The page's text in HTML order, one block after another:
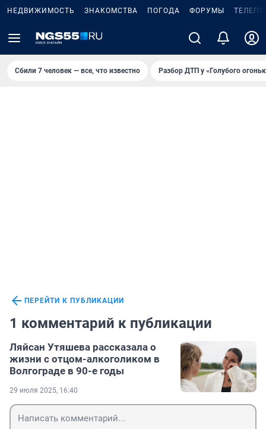
НЕДВИЖИМОСТЬ ЗНАКОМСТВА ПОГОДА ФОРУМЫ
Сбили 7 человек — все, что известно Разбор ДТП у «Голубого
ПЕРЕЙТИ К ПУБЛИКАЦИИ
1 комментарий к публикации
Ляйсан Утяшева рассказала о
жизни с отцом-алкоголиком в
Волгограде в 90-е годы
29 июля 2025, 16:40